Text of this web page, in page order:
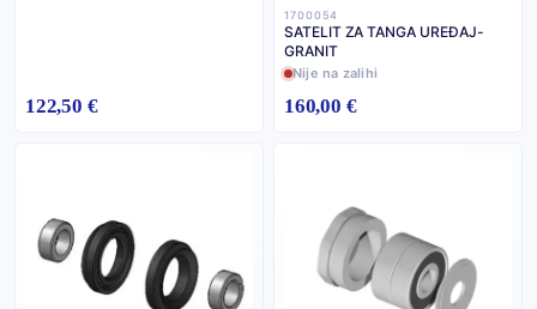
122,50 €
1700054
SATELIT ZA TANGA UREĐAJ-
GRANIT
Nije na zalihi
160,00 €